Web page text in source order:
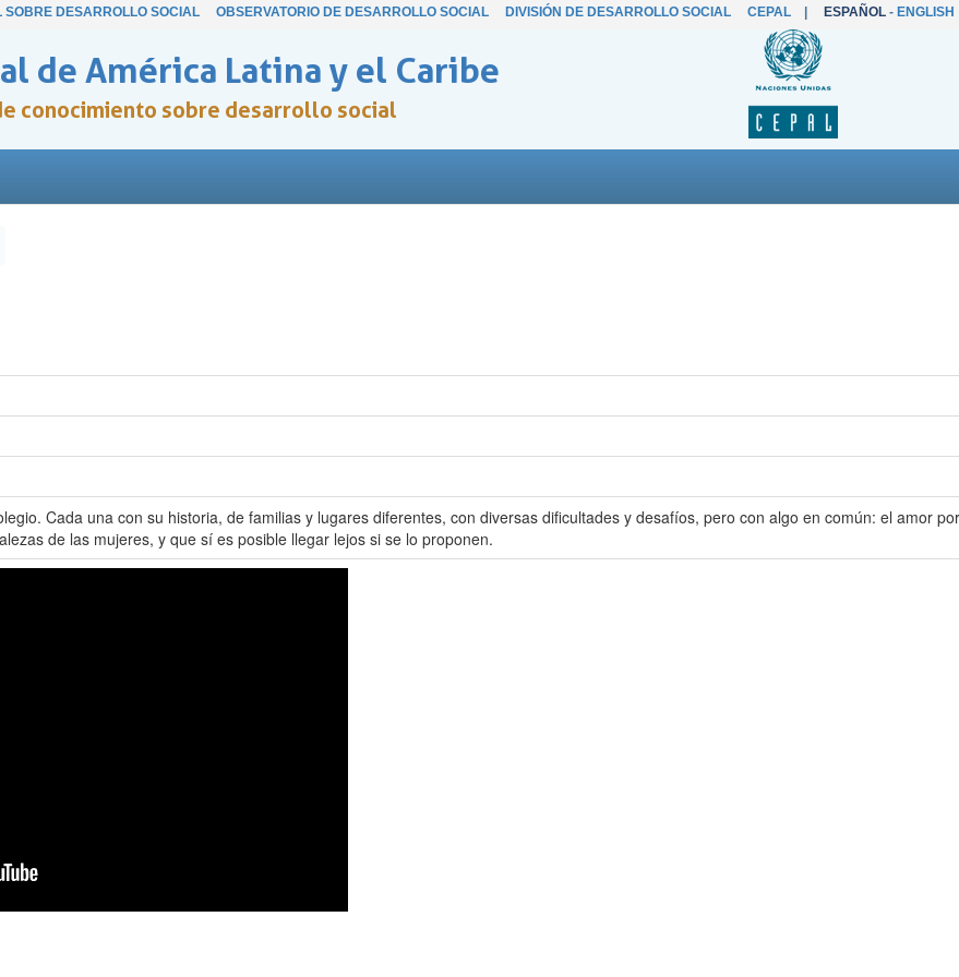
DESARROLLO SOCIAL OBSERVATORIO DE DESARROLLO SOCIAL DIVISIÓN DE DESARROLLO SOCIAL CEPAL| ESPAÑOL- ENGLISH
de América Latina y el Caribe
conocimiento sobre desarrollo social
Cada una con su historia, de familias y lugares diferentes, con diversas dificultades y desafíos, pero con algo en común: el amor por
de las mujeres, y que sí es posible llegar lejos si se lo proponen.